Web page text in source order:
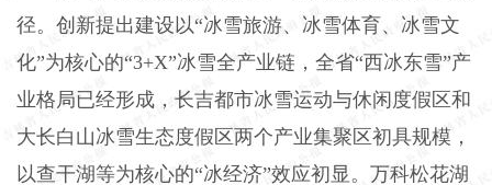
径。创新提出建设以“冰雪旅游、冰雪体育、冰雪文
化”为核心的“3+X”冰雪全产业链，全省“西冰东雪”产
业格局已经形成，长吉都市冰雪运动与休闲度假区和
大长白山冰雪生态度假区两个产业集聚区初具规模，
以查干湖等为核心的“冰经济”效应初显。万科松花湖